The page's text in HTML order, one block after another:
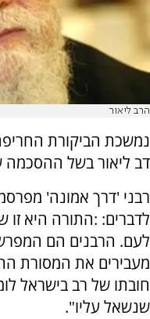
הרב ליאור
נמשכת הביקורת
דב ליאור בשל
רבני 'דרך אמונה'
לדברים: :התורה היא
לעם. הרבנים הם
מעבירים את המסורת
חובתו של רב בישראל
שנשאל עליו".